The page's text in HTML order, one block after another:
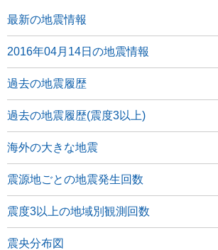
最新の地震情報
2016年04月14日の地震情報
過去の地震履歴
過去の地震履歴(震度3以上)
海外の大きな地震
震源地ごとの地震発生回数
震度3以上の地域別観測回数
震央分布図